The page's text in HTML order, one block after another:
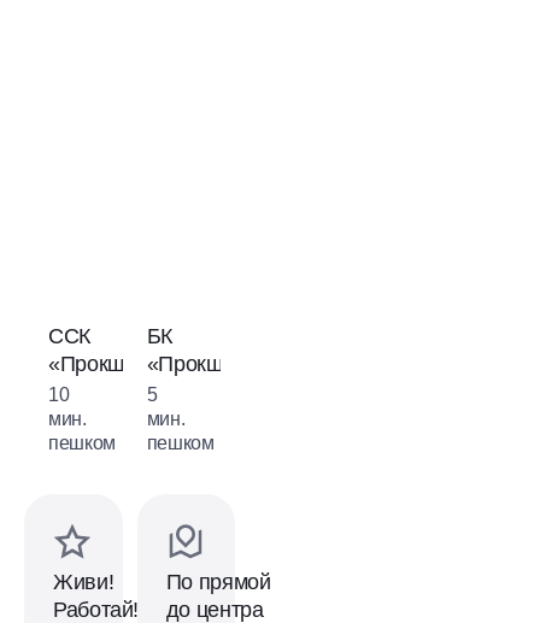
ССК
«Прокшино»
10
мин.
пешком
БК
«Прокшино»
5
мин.
пешком
Живи!
Работай!
По прямой
до центра